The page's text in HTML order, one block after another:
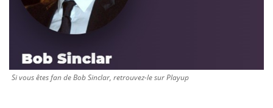
Si vous êtes fan de Bob Sinclar, retrouvez-le sur Playup